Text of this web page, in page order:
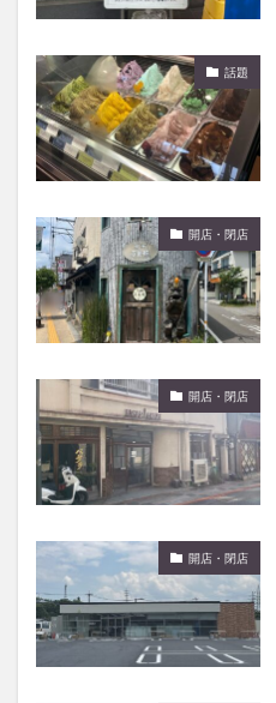
話題
開店・閉店
開店・閉店
開店・閉店